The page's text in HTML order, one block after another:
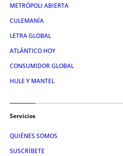
METRÓPOLI ABIERTA
CULEMANÍA
LETRA GLOBAL
ATLÁNTICO HOY
CONSUMIDOR GLOBAL
HULE Y MANTEL
Servicios
QUIÉNES SOMOS
SUSCRÍBETE